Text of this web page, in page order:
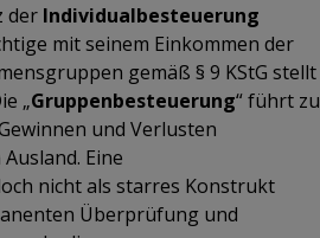
der Individualbesteuerung
mit seinem Einkommen der
gemäß § 9 KStG stellt
„Gruppenbesteuerung“ führt zu
und Verlusten
Eine
nicht als starres Konstrukt
Überprüfung und